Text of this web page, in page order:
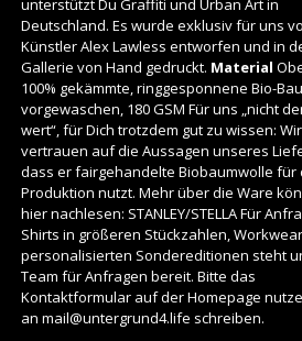
unterstützt Du Graffiti und Urban Art in
Deutschland. Es wurde exklusiv für uns
Künstler Alex Lawless entworfen und in
Gallerie von Hand gedruckt. Material
100% gekämmte, ringgesponnene Bio-
vorgewaschen, 180 GSM Für uns „nicht
wert“, für Dich trotzdem gut zu wissen: Wir
vertrauen auf die Aussagen unseres
dass er fairgehandelte Biobaumwolle für
Produktion nutzt. Mehr über die Ware
hier nachlesen: STANLEY/STELLAFür
Shirts in größeren Stückzahlen,
personalisierten Sondereditionen steht
Team für Anfragen bereit. Bitte das
Kontaktformular auf der Homepage
an mail@untergrund4.life schreiben.